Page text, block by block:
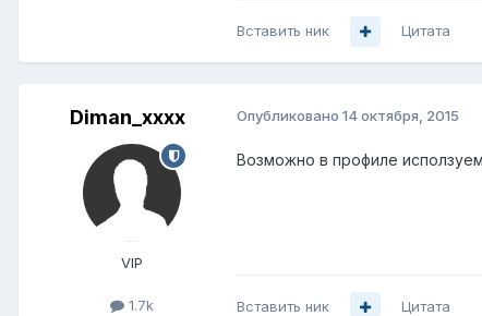
Вставить ник Цитата
Diman_xxxx
VIP
1.7k
Опубликовано 14 октября, 2015
Возможно в профиле
Вставить ник Цитата